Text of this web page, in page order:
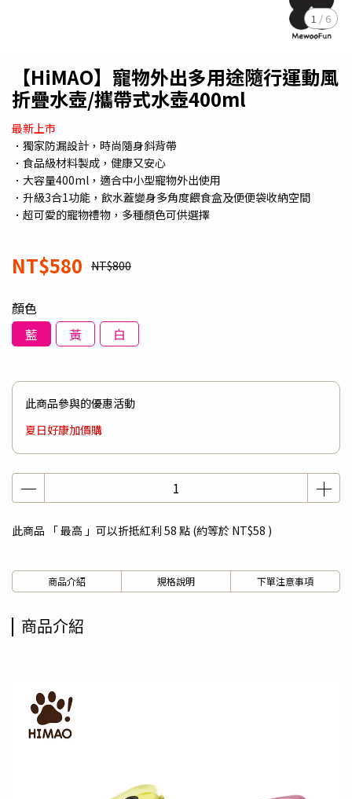
1 / 6
【HiMAO】寵物外出多用途隨行運動風
折疊水壺/攜帶式水壺400ml
最新上市
．獨家防漏設計，時尚隨身斜背帶
．食品級材料製成，健康又安心
．大容量400ml，適合中小型寵物外出使用
．升級3合1功能，飲水蓋變身多角度餵食盒及便便袋收納空間
．超可愛的寵物禮物，多種顏色可供選擇
NT$580 NT$800
顏色
藍
黃 白
此商品參與的優惠活動
夏日好康加價購
此商品 「 最高 」可以折抵紅利 58 點 (約等於 NT$58 )
商品介紹 規格說明 下單注意事項
商品介紹